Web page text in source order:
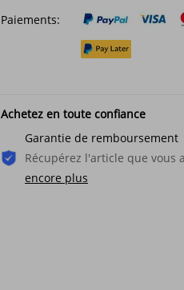
Boucles d'oreilles polyvalentes
et personnalisées, boucles
d'oreilles lettres carrées
géométriques, boucles
33,38€
Paiements:
Achetez en toute confiance
Garantie de remboursement
Récupérez l'article que vous
encore plus